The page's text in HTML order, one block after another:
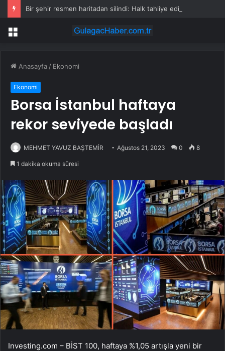
Bir şehir resmen haritadan silindi: Halk tahliye edildi
Menü
Anasayfa / Ekonomi
Ekonomi
Borsa İstanbul haftaya
rekor seviyede başladı
MEHMET YAVUZ BAŞTEMİR Ağustos 21, 2023 0 8
1 dakika okuma süresi
Investing.com – BİST 100, haftaya %1,05 artışla yeni bir